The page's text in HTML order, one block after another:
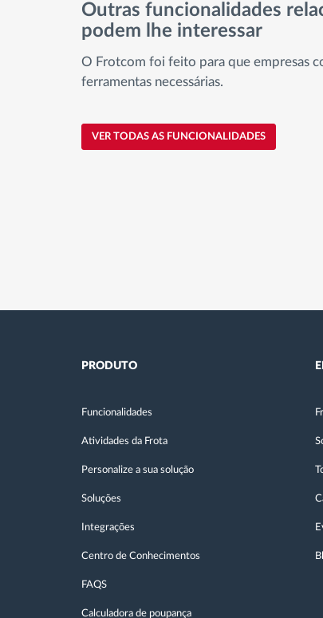
Outras funcionalidades
podem lhe interessar
O Frotcom foi feito para que empresas
ferramentas necessárias.
VER TODAS AS FUNCIONALIDADES
PRODUTO
Funcionalidades
Atividades da Frota
Personalize a sua solução
Soluções
Integrações
Centro de Conhecimentos
FAQS
Calculadora de poupança